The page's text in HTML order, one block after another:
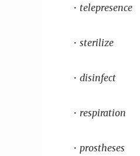
・telepresence
・sterilize
・disinfect
・respiration
・prostheses